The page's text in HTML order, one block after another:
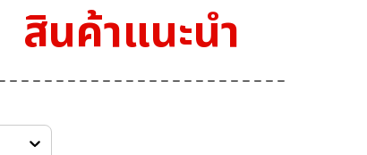
สินค้าแนะนำ